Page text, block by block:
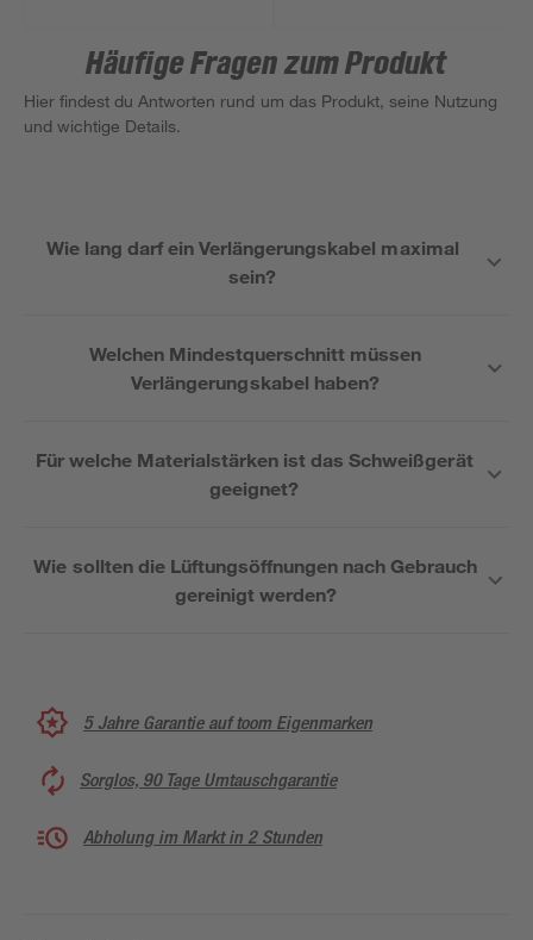
Häufige Fragen zum Produkt
Hier findest du Antworten rund um das Produkt, seine Nutzung
und wichtige Details.
Wie lang darf ein Verlängerungskabel maximal
sein?
Welchen Mindestquerschnitt müssen
Verlängerungskabel haben?
Für welche Materialstärken ist das Schweißgerät
geeignet?
Wie sollten die Lüftungsöffnungen nach Gebrauch
gereinigt werden?
5 Jahre Garantie auf toom Eigenmarken
Sorglos, 90 Tage Umtauschgarantie
Abholung im Markt in 2 Stunden